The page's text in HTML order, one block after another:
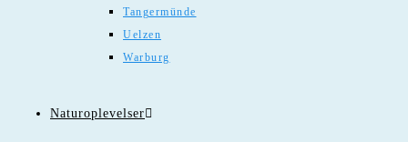
Tangermünde
Uelzen
Warburg
Naturoplevelser